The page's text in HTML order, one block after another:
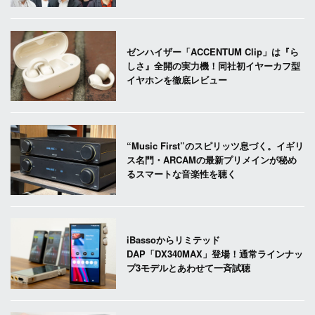
ゼンハイザー「ACCENTUM Clip」は『ら
しさ』全開の実力機！同社初イヤーカフ型
イヤホンを徹底レビュー
“Music First”のスピリッツ息づく。イギリ
ス名門・ARCAMの最新プリメインが秘め
るスマートな音楽性を聴く
iBassoからリミテッド
DAP「DX340MAX」登場！通常ラインナッ
プ3モデルとあわせて一斉試聴